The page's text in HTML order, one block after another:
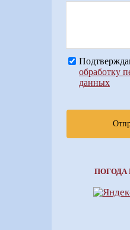
обработку
данных
ПОГОДА